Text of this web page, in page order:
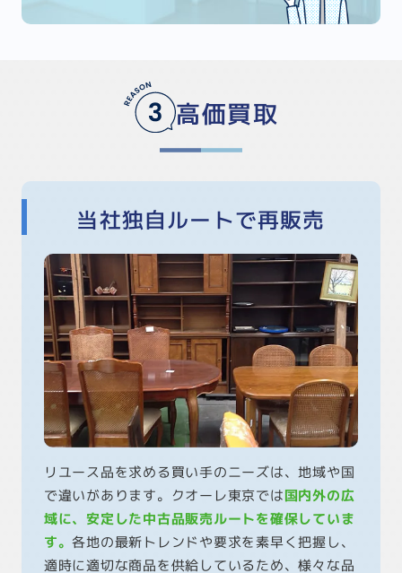
高価買取
当社独自ルートで再販売
リユース品を求める買い手のニーズは、地域や国
で違いがあります。クオーレ東京では国内外の広
域に、安定した中古品販売ルートを確保していま
す。各地の最新トレンドや要求を素早く把握し、
適時に適切な商品を供給しているため、様々な品